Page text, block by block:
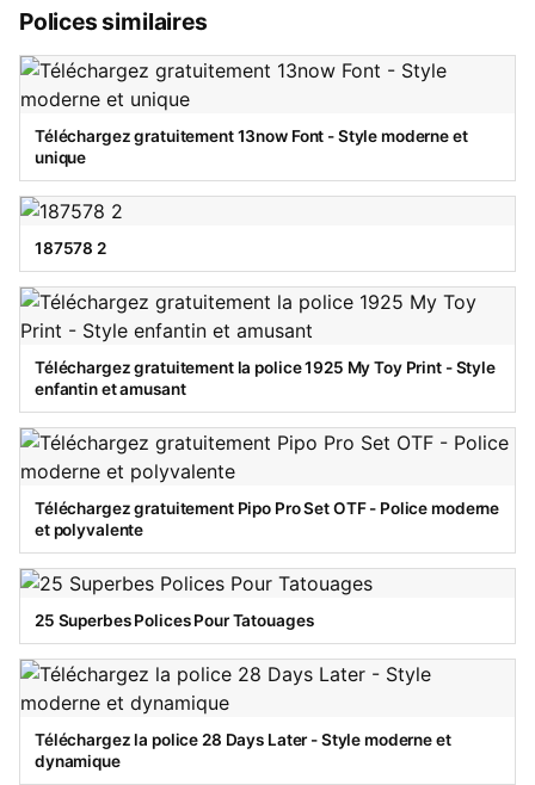
Polices similaires
Téléchargez gratuitement 13now Font - Style moderne et
unique
187578 2
Téléchargez gratuitement la police 1925 My Toy Print - Style
enfantin et amusant
Téléchargez gratuitement Pipo Pro Set OTF - Police moderne
et polyvalente
25 Superbes Polices Pour Tatouages
Téléchargez la police 28 Days Later - Style moderne et
dynamique